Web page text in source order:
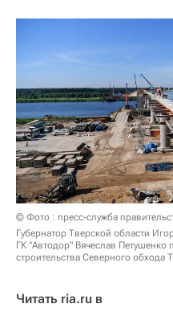
© Фото : пресс-служба
Губернатор Тверской области
ГК "Автодор" Вячеслав Петушенко
строительства Северного обхода
Читать ria.ru в